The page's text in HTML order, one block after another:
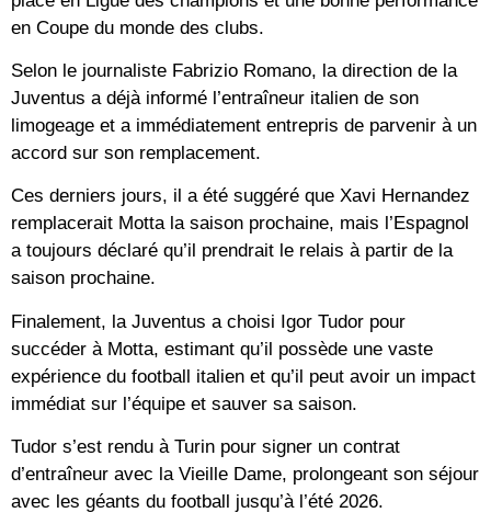
en Coupe du monde des clubs.
Selon le journaliste Fabrizio Romano, la direction de la
Juventus a déjà informé l’entraîneur italien de son
limogeage et a immédiatement entrepris de parvenir à un
accord sur son remplacement.
Ces derniers jours, il a été suggéré que Xavi Hernandez
remplacerait Motta la saison prochaine, mais l’Espagnol
a toujours déclaré qu’il prendrait le relais à partir de la
saison prochaine.
Finalement, la Juventus a choisi Igor Tudor pour
succéder à Motta, estimant qu’il possède une vaste
expérience du football italien et qu’il peut avoir un impact
immédiat sur l’équipe et sauver sa saison.
Tudor s’est rendu à Turin pour signer un contrat
d’entraîneur avec la Vieille Dame, prolongeant son séjour
avec les géants du football jusqu’à l’été 2026.